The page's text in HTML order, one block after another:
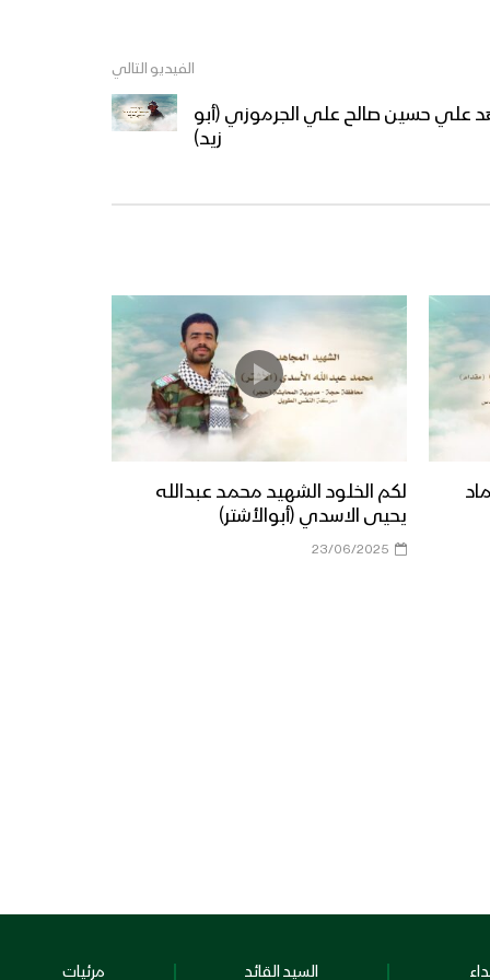
الفيديو التالي
علي حسين صالح علي الجرموزي (أبو
زيد)
لكم الخلود الشهيد محمد عبدالله
يحيى الاسدي (أبوالأشتر)
23/06/2025
السيد القائد مرئيات